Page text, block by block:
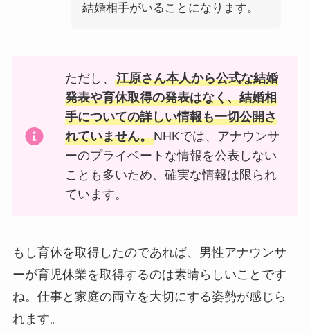
結婚相手がいることになります。
ただし、江原さん本人から公式な結婚
発表や育休取得の発表はなく、結婚相
手についての詳しい情報も一切公開さ
れていません。NHKでは、アナウンサ
ーのプライベートな情報を公表しない
ことも多いため、確実な情報は限られ
ています。
もし育休を取得したのであれば、男性アナウンサ
ーが育児休業を取得するのは素晴らしいことです
ね。仕事と家庭の両立を大切にする姿勢が感じら
れます。